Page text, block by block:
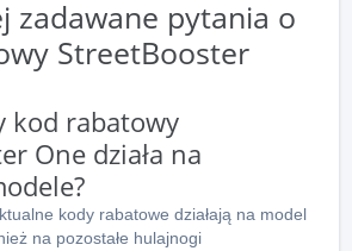
zadawane pytania o
StreetBooster
kod rabatowy
One działa na
kody rabatowe działają na model
na pozostałe hulajnogi